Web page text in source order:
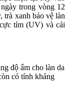
trong vòng 12
trà xanh bảo vệ làn
tím (UV) và cải
độ ẩm cho làn da
có tính kháng